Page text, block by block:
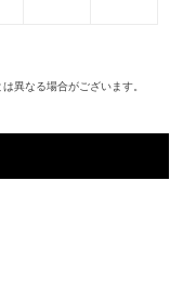
異なる場合がございます。